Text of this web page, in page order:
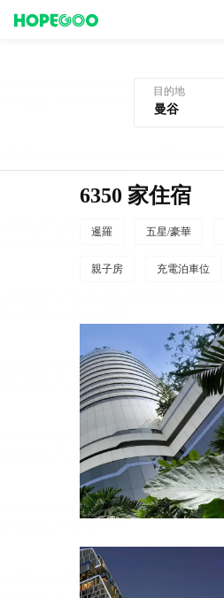
目的地
6350 家住宿
暹羅 五星/豪華
親子房 充電泊車位